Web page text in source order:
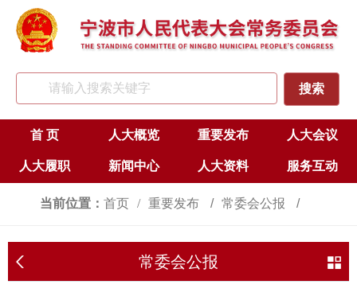
首 页 人大概览 重要发布 人大会议
人大履职 新闻中心 人大资料 服务互动
当前位置： 首页 重要发布 常委会公报
常委会公报